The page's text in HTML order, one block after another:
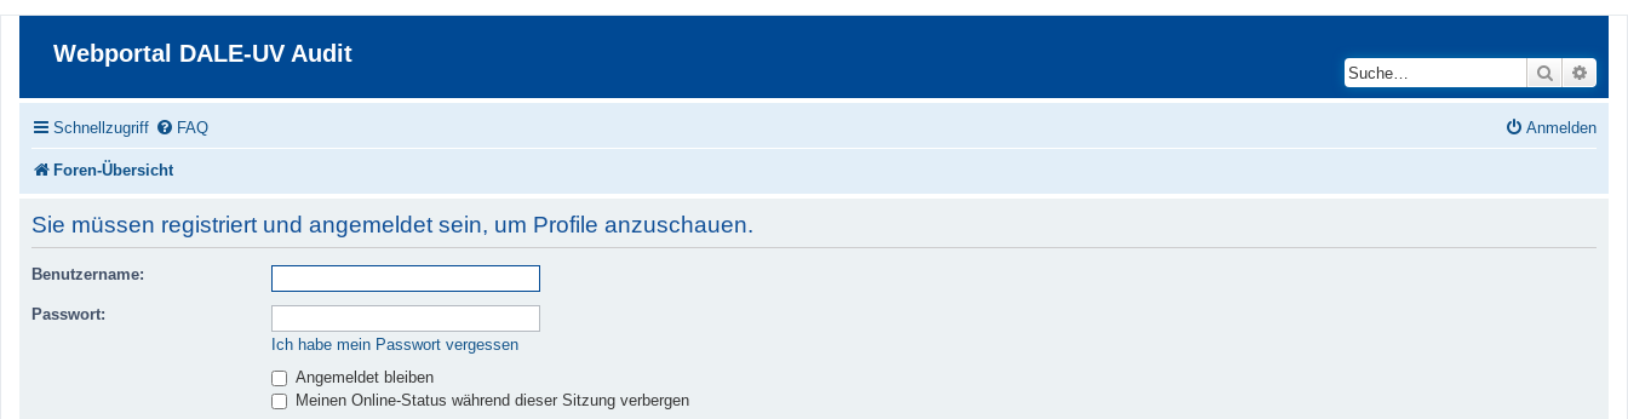
Webportal DALE-UV Audit
Suche
Schnellzugriff FAQ Anmelden
Foren-Übersicht
Sie müssen registriert und angemeldet sein, um Profile anzuschauen.
Benutzername:
Passwort:
Ich habe mein Passwort vergessen
Angemeldet bleiben
Meinen Online-Status während dieser Sitzung verbergen